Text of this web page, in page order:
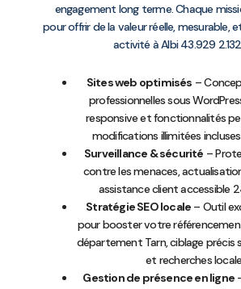
engagement long terme. Chaque
pour offrir de la valeur réelle, mesurable,
activité à Albi 43.929
Sites web optimisés –
professionnelles sous
responsive et fonctionnalités
modifications illimitées
Surveillance & sécurité –
contre les menaces,
assistance client accessible
Stratégie SEO locale – Outil
pour booster votre
département Tarn, ciblage précis
et recherches
Gestion de présence en ligne